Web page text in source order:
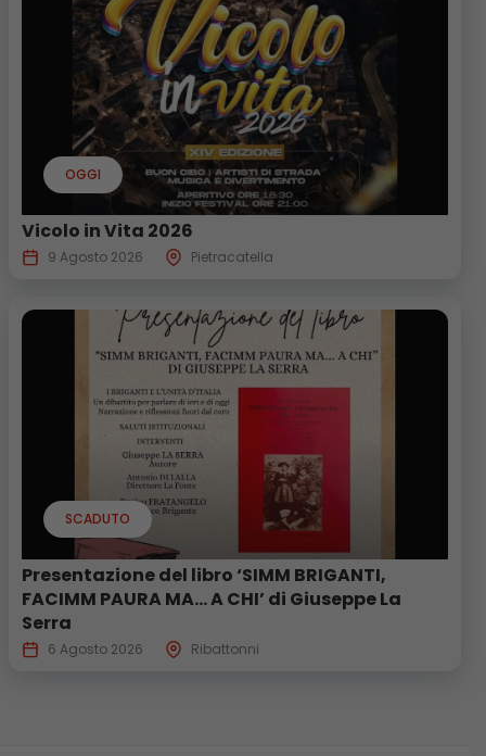
OGGI
Vicolo in Vita 2026
9 Agosto 2026 Pietracatella
SCADUTO
Presentazione del libro ‘SIMM BRIGANTI,
FACIMM PAURA MA… A CHI’ di Giuseppe La
Serra
6 Agosto 2026 Ribattonni